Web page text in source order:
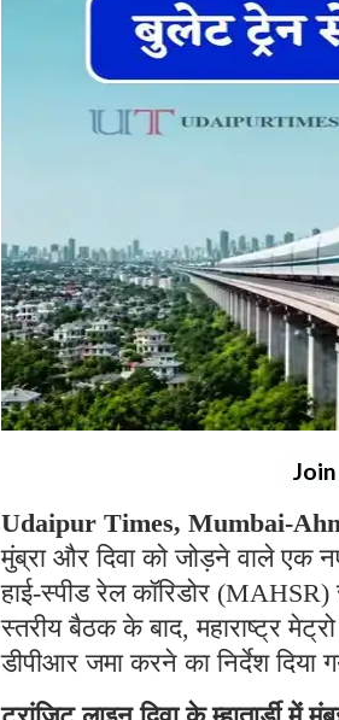
Udaipur Times, Mumbai-
मुंब्रा और दिवा को जोड़ने वाले एक
हाई-स्पीड रेल कॉरिडोर
स्तरीय बैठक के बाद, महाराष्ट्र
डीपीआर जमा करने का निर्देश दिया